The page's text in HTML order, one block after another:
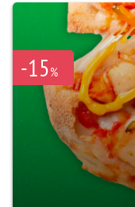
-15%